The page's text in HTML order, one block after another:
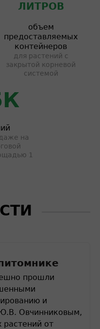
ЛИТРОВ
объем
предоставляемых
контейнеров
для растений с
закрытой корневой
системой
на
1
прошли
и
Овчинниковым,
от